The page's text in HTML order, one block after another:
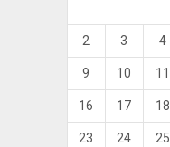
2 3 4
9 10 11
16 17 18
23 24 25